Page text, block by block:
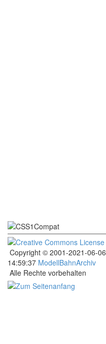
Copyright © 2001-2021-06-06
14:59:37 ModellBahnArchiv
Alle Rechte vorbehalten